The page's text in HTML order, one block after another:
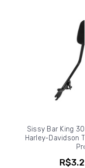
Sissy Bar King
Harley-Davidson